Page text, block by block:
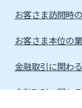
お客さま訪問時
お客さま本位の
金融取引に関わ
金融取引に関わ